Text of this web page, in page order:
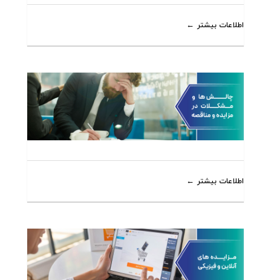
اطلاعات بیشتر
اطلاعات بیشتر